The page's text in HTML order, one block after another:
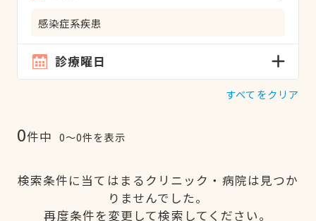
感染症系疾患
診療曜日
すべてをクリア
0件中 0〜0件を表示
検索条件に当てはまるクリニック・病院は見つか
りませんでした。
再度条件を変更して検索してください。